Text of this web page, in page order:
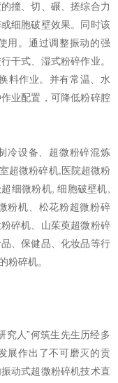
撞、切、碾、搓综合力
细胞破壁效果。同时该
用。通过调整振动的强
干式、湿式粉碎作业。
料作业。并有常温、水
业配置，可降低粉碎腔
设备、超微粉碎混炼
超微粉碎机,医院超微粉
细微粉机, 细胞破壁机,
粉机、松花粉超微粉碎
碎机、山茱萸超微粉碎
、保健品、化妆品等行
粉碎机。
人”何筑生先生历经多
展作出了不可磨灭的贡
动式超微粉碎机技术直